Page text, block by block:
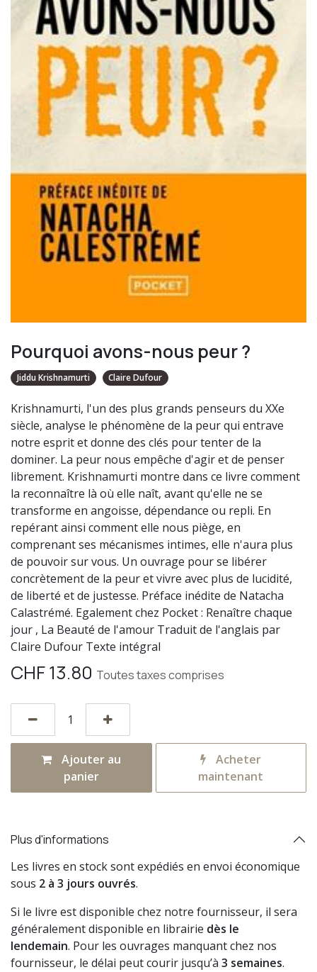
Pourquoi avons-nous peur ?
Jiddu Krishnamurti Claire Dufour
Krishnamurti, l'un des plus grands penseurs du XXe
siècle, analyse le phénomène de la peur qui entrave
notre esprit et donne des clés pour tenter de la
dominer. La peur nous empêche d'agir et de penser
librement. Krishnamurti montre dans ce livre comment
la reconnaître là où elle naît, avant qu'elle ne se
transforme en angoisse, dépendance ou repli. En
repérant ainsi comment elle nous piège, en
comprenant ses mécanismes intimes, elle n'aura plus
de pouvoir sur vous. Un ouvrage pour se libérer
concrètement de la peur et vivre avec plus de lucidité,
de liberté et de justesse. Préface inédite de Natacha
Calastrémé. Egalement chez Pocket : Renaître chaque
jour , La Beauté de l'amour Traduit de l'anglais par
Claire Dufour Texte intégral
CHF13.80 Toutes taxes comprises
Ajouter au
panier
Acheter
maintenant
Plus d'informations
Les livres en stock sont expédiés en envoi économique
sous 2 à 3 jours ouvrés.
Si le livre est disponible chez notre fournisseur, il sera
généralement disponible en librairie dès le
lendemain. Pour les ouvrages manquant chez nos
fournisseur, le délai peut courir jusqu’à 3 semaines.